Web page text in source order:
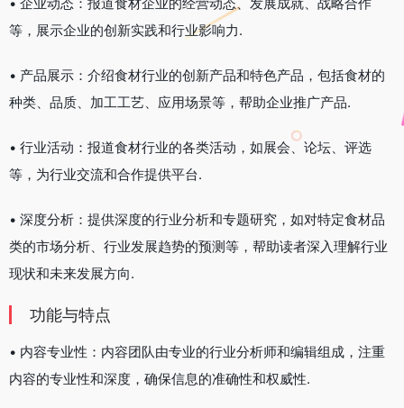
等，展示企业的创新实践和行业影响力.
• 产品展示：介绍食材行业的创新产品和特色产品，包括食材的
种类、品质、加工工艺、应用场景等，帮助企业推广产品.
• 行业活动：报道食材行业的各类活动，如展会、论坛、评选
等，为行业交流和合作提供平台.
• 深度分析：提供深度的行业分析和专题研究，如对特定食材品
类的市场分析、行业发展趋势的预测等，帮助读者深入理解行业
现状和未来发展方向.
功能与特点
• 内容专业性：内容团队由专业的行业分析师和编辑组成，注重
内容的专业性和深度，确保信息的准确性和权威性.